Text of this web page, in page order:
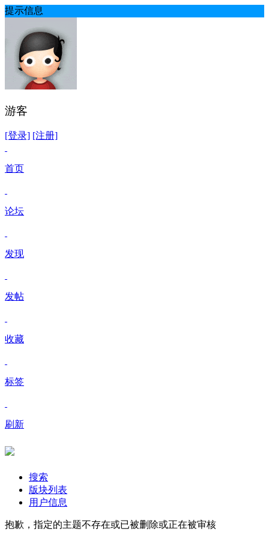
提示信息
游客
[登录] [注册]
首页
论坛
发现
发帖
收藏
标签
刷新
搜索
版块列表
用户信息
抱歉，指定的主题不存在或已被删除或正在被审核